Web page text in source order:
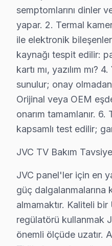
Başakşehir garantili
Başakşehir'de ödeme
» Başakşehir'de JVC
JVC Servisi Garanti
Başakşehir JVC TV Servis
Başakşehir'de JVC
Başakşehir servisinde
JVC parça garantisi:
Garanti belgesi: Her
Başakşehir servis
Başakşehir JVC TV
Başakşehir'de JVC
Başakşehir Şehir
semptomlarını dinler
yapar. 2. Termal
ile elektronik
kaynağı tespit edilir:
kartı mı, yazılım mı?
sunulur; onay
Orijinal veya OEM
onarım tamamlanır.
kapsamlı test edilir;
JVC TV Bakım
JVC panel'ler için en
güç dalgalanmalarına
almamaktır. Kaliteli
regülatörü kullanmak
önemli ölçüde uzatır.